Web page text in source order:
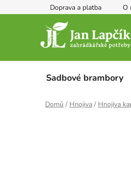
na
Doprava a platba O
Sadbové brambory
Domů / Hnojiva / Hnojiva